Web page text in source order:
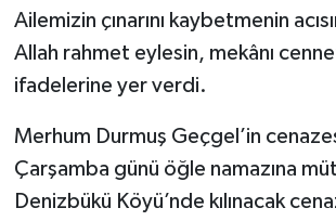
Ailemizin çınarını kaybetmenin
Allah rahmet eylesin, mekânı
ifadelerine yer verdi.
Merhum Durmuş Geçgel’in
Çarşamba günü öğle namazına
Denizbükü Köyü’nde kılınacak
Tosya Haberleri
Karadeniz Haberleri
Ulusal Haberler
Teknoloji Haberleri